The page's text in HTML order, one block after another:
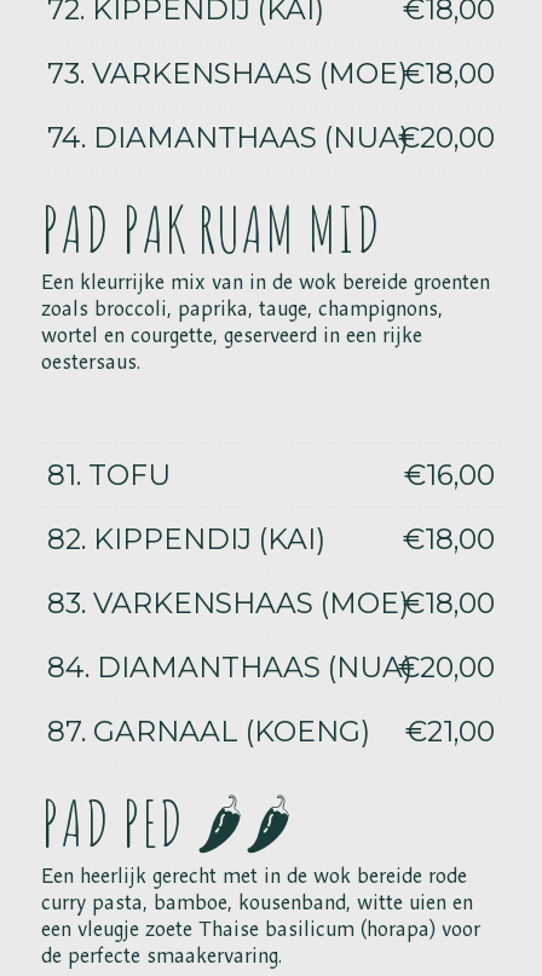
72. KIPPENDIJ (KAI)
€18,00
73. VARKENSHAAS (MOE)€18,00
74. DIAMANTHAAS (NUA)€20,00
PAD PAK RUAM MID
Een kleurrijke mix van in de wok bereide groenten
zoals broccoli, paprika, tauge, champignons,
wortel en courgette, geserveerd in een rijke
oestersaus.
81. TOFU
€16,00
82. KIPPENDIJ (KAI)
€18,00
83. VARKENSHAAS (MOE)€18,00
84. DIAMANTHAAS (NUA)€20,00
87. GARNAAL (KOENG)
€21,00
PAD PED 🌶️🌶️
Een heerlijk gerecht met in de wok bereide rode
curry pasta, bamboe, kousenband, witte uien en
een vleugje zoete Thaise basilicum (horapa) voor
de perfecte smaakervaring.